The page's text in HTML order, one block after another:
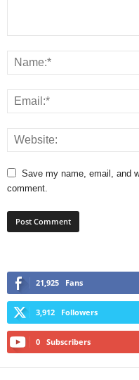
Save my name, email, and
comment.
21,925 Fans
3,912 Followers
0 Subscribers